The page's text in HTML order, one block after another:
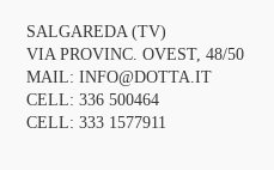
SALGAREDA (TV)
VIA PROVINC. OVEST, 48/50
MAIL:INFO@DOTTA.IT
CELL:336 500464
CELL:333 1577911